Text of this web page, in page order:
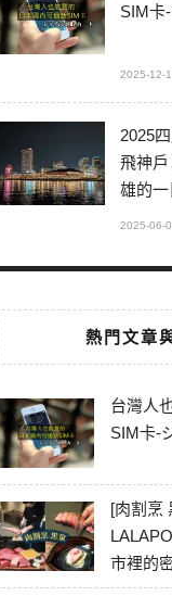
SIM卡
2025-12-
2025
飛神
雄的一
2025-06-
熱門文章
台灣人
SIM卡-
[肉割烹
市裡的